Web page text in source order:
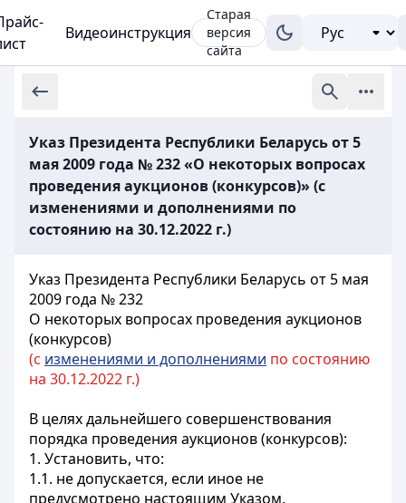
Видеоинструкция
Старая
версия
сайта
Указ Президента Республики Беларусь от 5
мая 2009 года № 232 «О некоторых вопросах
проведения аукционов (конкурсов)» (с
изменениями и дополнениями по
состоянию на 30.12.2022 г.)
Указ Президента Республики Беларусь от 5 мая
2009 года № 232
О некоторых вопросах проведения аукционов
(конкурсов)
(с изменениями и дополнениями по состоянию
на 30.12.2022 г.)
В целях дальнейшего совершенствования
порядка проведения аукционов (конкурсов):
1. Установить, что:
1.1. не допускается, если иное не
предусмотрено настоящим Указом,